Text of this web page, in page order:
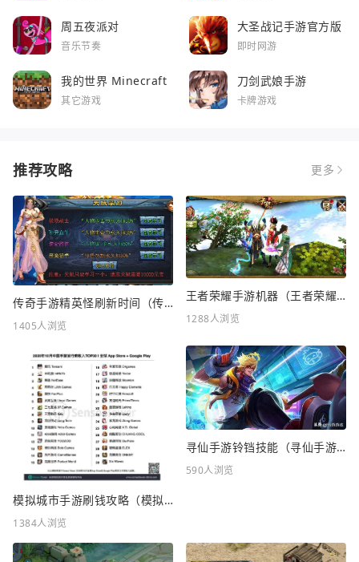
周五夜派对
音乐节奏
大圣战记手游官方版
即时网游
我的世界 Minecraft
其它游戏
刀剑武娘手游
卡牌游戏
推荐攻略 更多
传奇手游精英怪刷新时间（传奇手游私SF平台发布网）
1405人浏览
王者荣耀手游机器（王者荣耀手游机器人怎么玩）
1288人浏览
模拟城市手游刷钱攻略（模拟城市手游刷钱攻略大全）
1384人浏览
寻仙手游铃铛技能（寻仙手游铃铛技能介绍）
590人浏览